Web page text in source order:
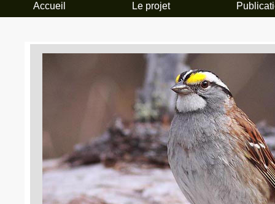
Accueil Le projet